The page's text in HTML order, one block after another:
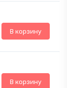
В корзину
В корзину